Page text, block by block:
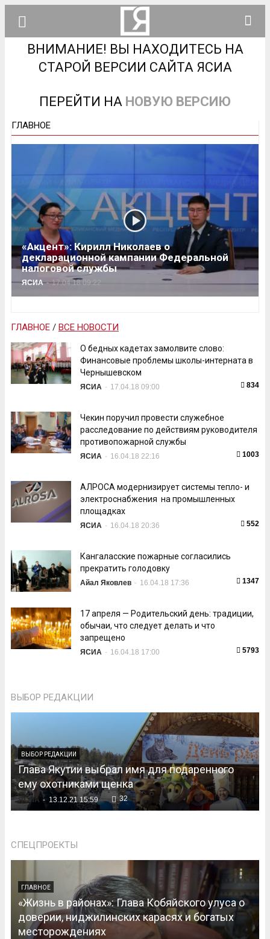
ВНИМАНИЕ! ВЫ НАХОДИТЕСЬ НА
СТАРОЙ ВЕРСИИ САЙТА ЯСИА
ПЕРЕЙТИ НА НОВУЮ ВЕРСИЮ
ГЛАВНОЕ
«Акцент»: Кирилл Николаев о
декларационной кампании Федеральной
налоговой службы
ЯСИА - 17.04.18 09:22
ГЛАВНОЕ / ВСЕ НОВОСТИ
О бедных кадетах замолвите слово:
Финансовые проблемы школы-интерната в
Чернышевском
ЯСИА - 17.04.18 09:00 834
Чекин поручил провести служебное
расследование по действиям руководителя
противопожарной службы
ЯСИА - 16.04.18 22:16 1003
АЛРОСА модернизирует системы тепло- и
электроснабжения на промышленных
площадках
ЯСИА - 16.04.18 20:36 552
Кангаласские пожарные согласились
прекратить голодовку
Айал Яковлев - 16.04.18 17:36 1347
17 апреля — Родительский день: традиции,
обычаи, что следует делать и что
запрещено
ЯСИА - 16.04.18 17:00 5793
ВЫБОР РЕДАКЦИИ
ВЫБОР РЕДАКЦИИ
Глава Якутии выбрал имя для подаренного
ему охотниками щенка
ЯСИА - 13.12.21 15:59 32
СПЕЦПРОЕКТЫ
ГЛАВНОЕ
«Жизнь в районах»: Глава Кобяйского улуса о
доверии, ниджилинских карасях и богатых
месторождениях